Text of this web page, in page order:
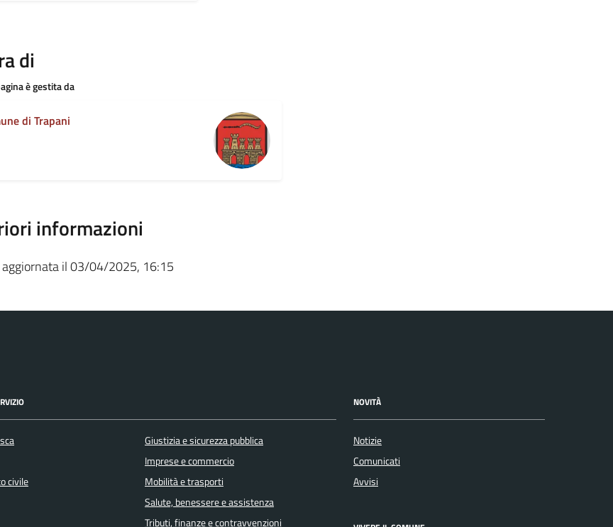
di
è gestita da
di Trapani
informazioni
aggiornata il 03/04/2025, 16:15
civile
Giustizia e sicurezza pubblica
Imprese e commercio
Mobilità e trasporti
Salute, benessere e assistenza
Tributi, finanze e contravvenzioni
NOVITÀ
Notizie
Comunicati
Avvisi